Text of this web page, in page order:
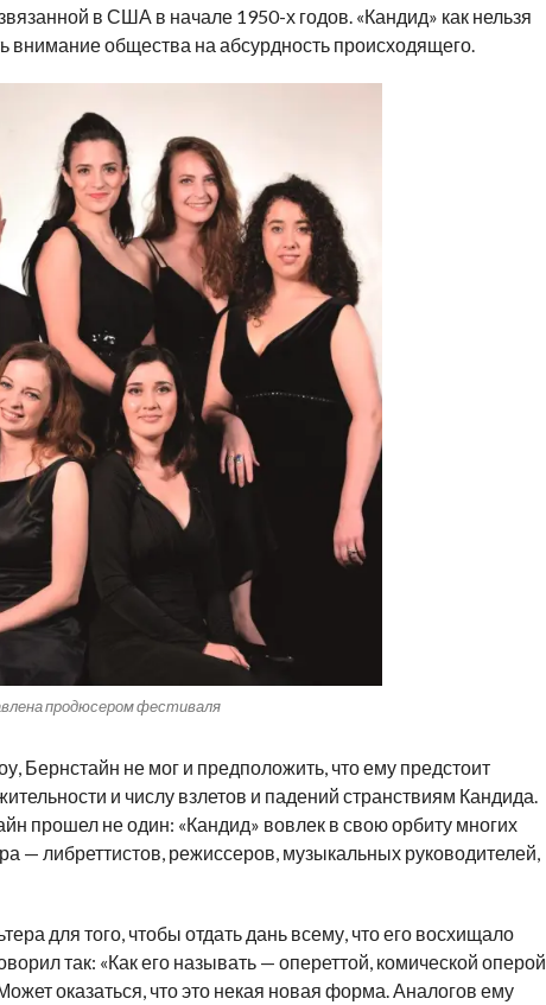
в США в начале 1950-х годов. «Кандид» как нельзя
внимание общества на абсурдность происходящего.
продюсером фестиваля
Бернстайн не мог и предположить, что ему предстоит
и числу взлетов и падений странствиям Кандида.
прошел не один: «Кандид» вовлек в свою орбиту многих
— либреттистов, режиссеров, музыкальных руководителей,
для того, чтобы отдать дань всему, что его восхищало
так: «Как его называть — опереттой, комической оперой
оказаться, что это некая новая форма. Аналогов ему